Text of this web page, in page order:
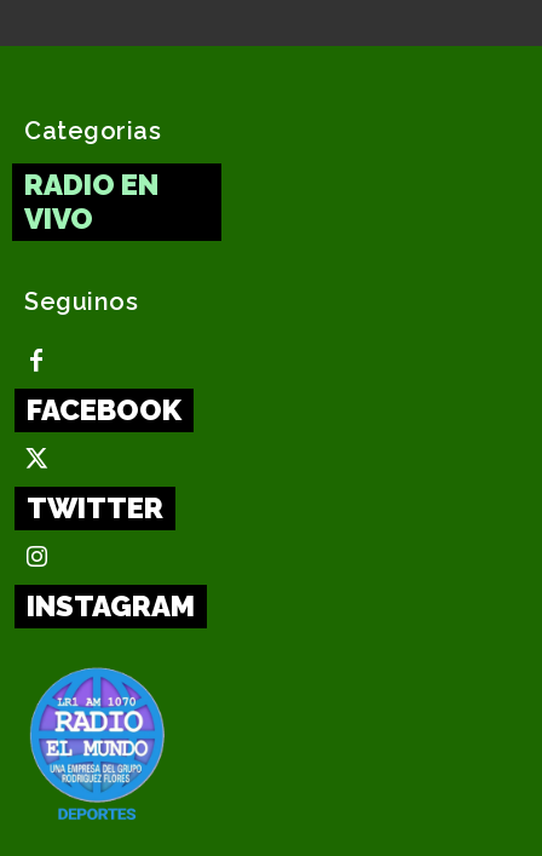
Categorias
RADIO EN
VIVO
Seguinos
FACEBOOK
TWITTER
INSTAGRAM